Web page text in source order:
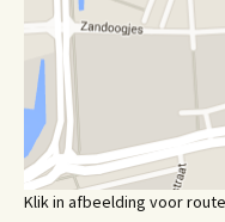
Klik in afbeelding voor